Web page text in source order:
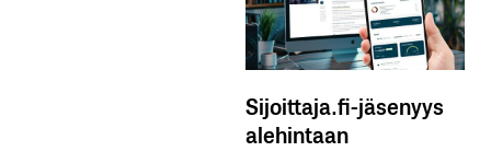
Sijoittaja.fi-jäsenyys
alehintaan